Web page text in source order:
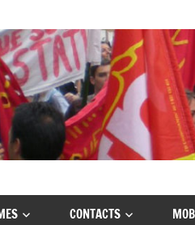
CONTACTS